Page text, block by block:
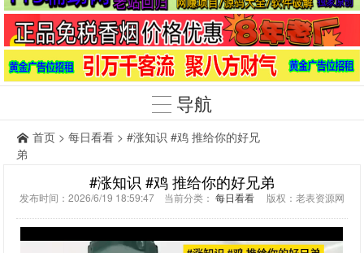
导航
首页 > 每日看看 > #涨知识 #鸡 推给你的好兄
弟
#涨知识 #鸡 推给你的好兄弟
发布时间：2026/6/19 18:59:47 当前分类： 每日看看 版权：老表资源网